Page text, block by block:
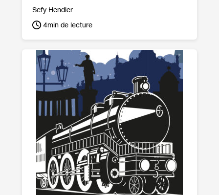
Sefy Hendler
4min de lecture